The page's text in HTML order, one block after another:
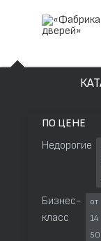
ПО ЦЕНЕ
Недорогие
Бизнес-
класс
от
14